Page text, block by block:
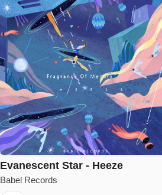
Evanescent Star - Heeze
Babel Records